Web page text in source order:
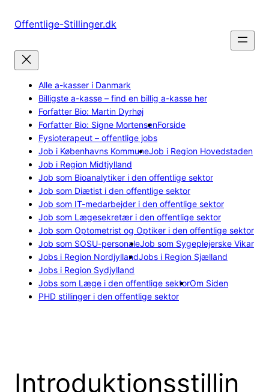
Offentlige-Stillinger.dk
Alle a-kasser i Danmark
Billigste a-kasse – find en billig a-kasse her
Forfatter Bio: Martin Dyrhøj
Forfatter Bio: Signe MortensenForside
Fysioterapeut – offentlige jobs
Job i Københavns KommuneJob i Region Hovedstaden
Job i Region Midtjylland
Job som Bioanalytiker i den offentlige sektor
Job som Diætist i den offentlige sektor
Job som IT-medarbejder i den offentlige sektor
Job som Lægesekretær i den offentlige sektor
Job som Optometrist og Optiker i den offentlige sektor
Job som SOSU-personaleJob som Sygeplejerske Vikar
Jobs i Region NordjyllandJobs i Region Sjælland
Jobs i Region Sydjylland
Jobs som Læge i den offentlige sektorOm Siden
PHD stillinger i den offentlige sektor
Introduktionsstillin